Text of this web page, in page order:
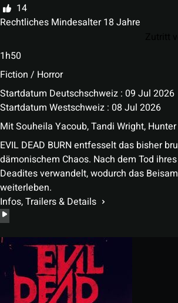
14
Rechtliches Mindesalter 18 Jahre
1h50
Fiction / Horror
Startdatum Deutschschweiz : 09 Jul 2026
Startdatum Westschweiz : 08 Jul 2026
MitSouheila Yacoub,Tandi Wright,
EVIL DEAD BURN entfesselt das bisher
dämonischem Chaos. Nach dem Tod
Deadites verwandelt, wodurch das
weiterleben.
Infos, Trailers & Details